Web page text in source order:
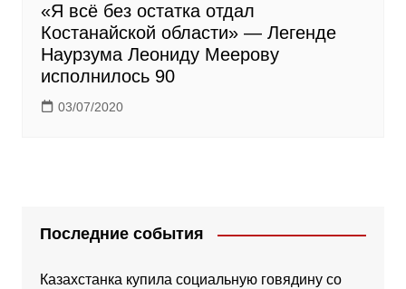
«Я всё без остатка отдал
Костанайской области» — Легенде
Наурзума Леониду Меерову
исполнилось 90
03/07/2020
Последние события
Казахстанка купила социальную говядину со